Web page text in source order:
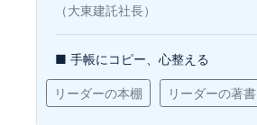
（大東建託社長）
■ 手帳にコピー、心整える
リーダーの本棚 リーダーの著書